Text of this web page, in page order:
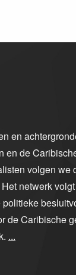
en
en de
volgen we
netwerk
de Caribische
...